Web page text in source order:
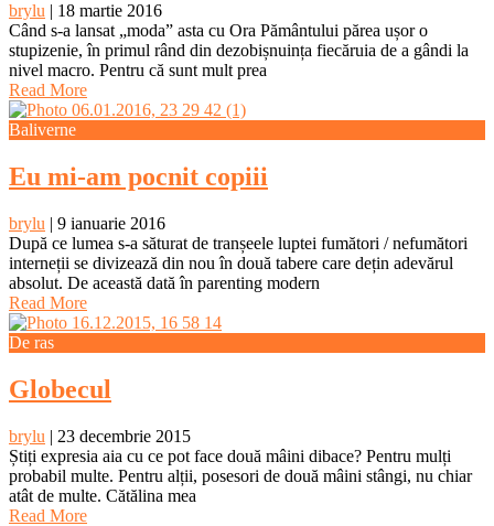
brylu | 18 martie 2016
Când s-a lansat „moda” asta cu Ora Pământului părea ușor o
stupizenie, în primul rând din dezobișnuința fiecăruia de a gândi la
nivel macro. Pentru că sunt mult prea
Read More
Baliverne
Eu mi-am pocnit copiii
brylu | 9 ianuarie 2016
După ce lumea s-a săturat de tranșeele luptei fumători / nefumători
interneții se divizează din nou în două tabere care dețin adevărul
absolut. De această dată în parenting modern
Read More
De ras
Globecul
brylu | 23 decembrie 2015
Știți expresia aia cu ce pot face două mâini dibace? Pentru mulți
probabil multe. Pentru alții, posesori de două mâini stângi, nu chiar
atât de multe. Cătălina mea
Read More